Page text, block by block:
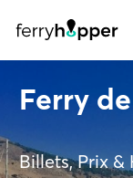
Ferry
Billets, Prix &